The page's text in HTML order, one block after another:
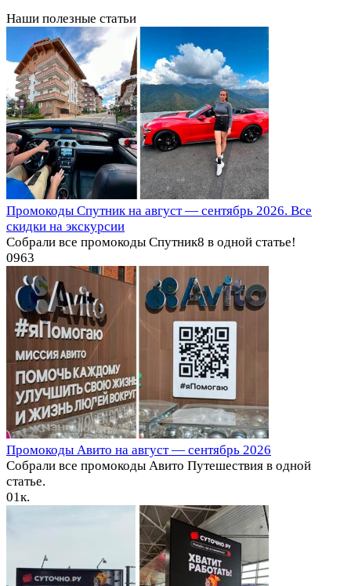
Наши полезные статьи
Промокоды Спутник на август — сентябрь 2026. Все
скидки на экскурсии
Собрали все промокоды Спутник8 в одной статье!
0963
Промокоды Авито на август — сентябрь 2026
Собрали все промокоды Авито Путешествия в одной
статье.
01к.